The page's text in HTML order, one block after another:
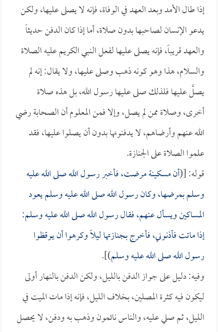
إذا طال الأمد وبعد العهد في الوفاة، فإنه لا يصلى عليها، ولكن
يدعو الإنسان لصاحبها بدون صلاة، أما إذا كان الدفن حديثاً
والعهد قريباً، فإنه يصلى عليها لفعل النبي الكريم عليه الصلاة
والسلام، هذا وهو كونه ذهب وصلى عليها، ولا يقال: إنه لم
يصلَّ عليها فلذلك صلى عليها رسول الله، بل هذه صلاة
أخرى، وصلاة ممن لم يصل، وإلا فمن المعلوم أن الصحابة رضي
الله عنهم وأرضاهم، لا يدفنونها بدون أن يصلوا عليها، فقد
علموا الصلاة على الجنازة.
قوله: [(أن مسكينة مرضت، فأخبر رسول الله صلى الله عليه
وسلم بمرضها، وكان رسول الله صلى الله عليه وسلم يعود
المساكين ويسأل عنهم، فقال رسول الله صلى الله عليه وسلم:
إذا ماتت فآذنوني، فأخرج بجنازتها ليلاً وكرهوا أن يوقظوا
رسول الله صلى الله عليه وسلم)].
وفيه: دليل على جواز الدفن بالليل، ولكن الدفن بالنهار أولى
ليكون فيه كثرة المصلين، بخلاف الليل، فإنه إذا مات الميت في
الليل، ثم صلي عليه، والناس نائمون وذهب به ودفن، لا يحصل